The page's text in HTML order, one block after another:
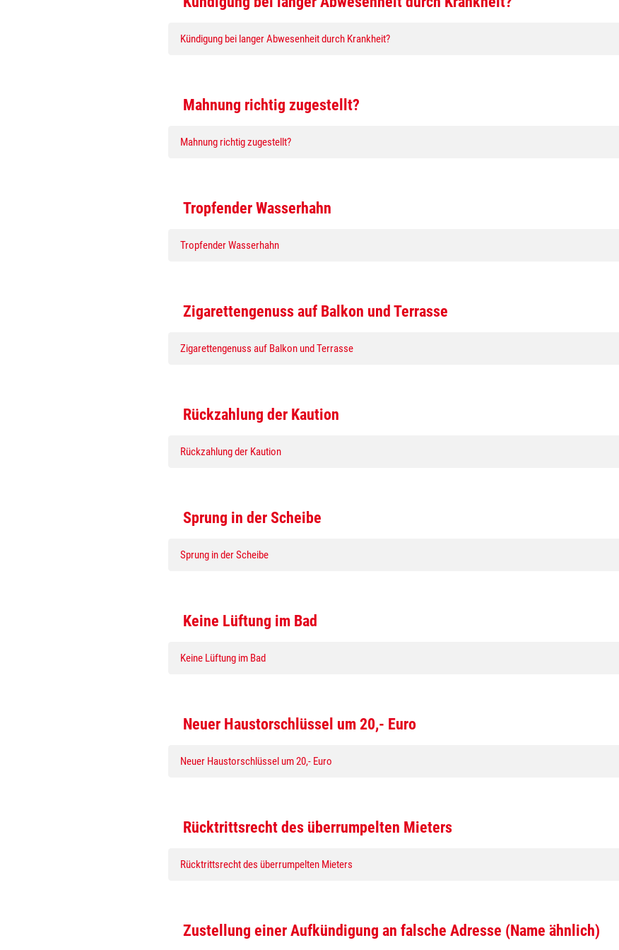
Kündigung bei langer Abwesenheit durch Krankheit?
Mahnung richtig zugestellt?
Mahnung richtig zugestellt?
Tropfender Wasserhahn
Tropfender Wasserhahn
Zigarettengenuss auf Balkon und Terrasse
Zigarettengenuss auf Balkon und Terrasse
Rückzahlung der Kaution
Rückzahlung der Kaution
Sprung in der Scheibe
Sprung in der Scheibe
Keine Lüftung im Bad
Keine Lüftung im Bad
Neuer Haustorschlüssel um 20,- Euro
Neuer Haustorschlüssel um 20,- Euro
Rücktrittsrecht des überrumpelten Mieters
Rücktrittsrecht des überrumpelten Mieters
Zustellung einer Aufkündigung an falsche Adresse (Name ähnlich)